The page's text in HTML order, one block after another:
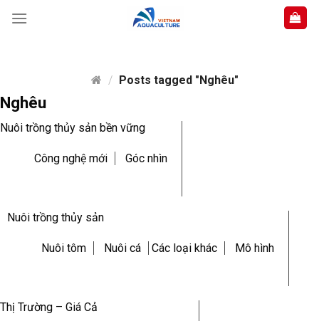
/ Posts tagged "Nghêu"
Nghêu
Nuôi trồng thủy sản bền vững
Công nghệ mới Góc nhìn
Nuôi trồng thủy sản
Nuôi tôm Nuôi cá Các loại khác Mô hình
Thị Trường – Giá Cả